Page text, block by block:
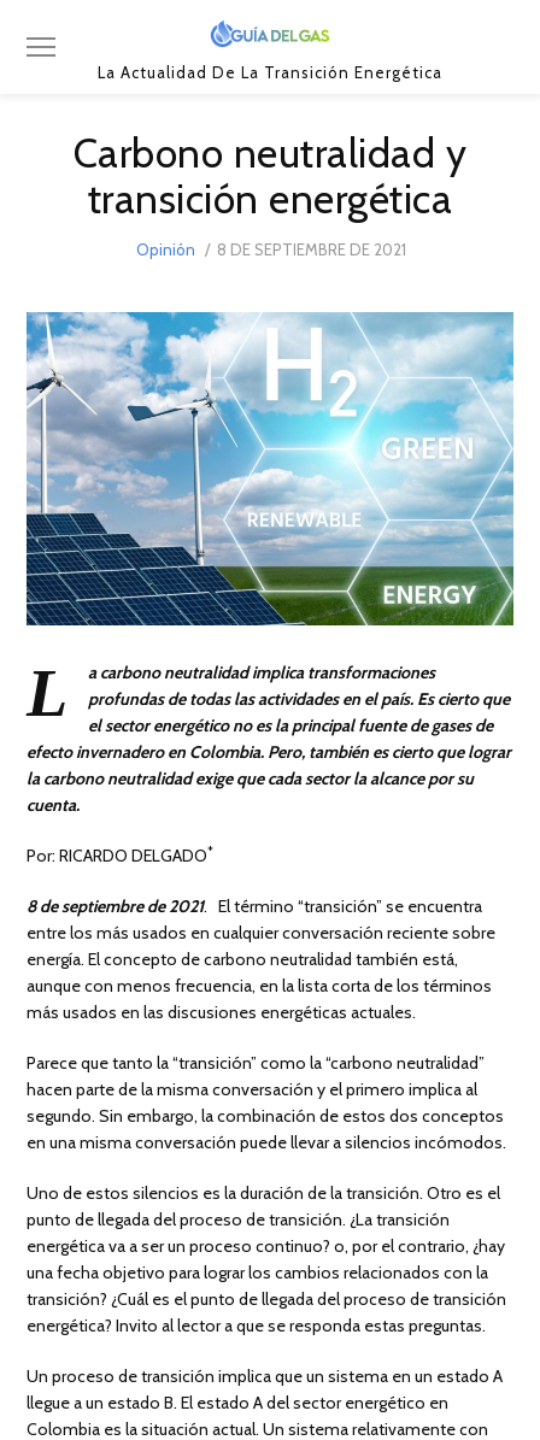
La Actualidad De La Transición Energética
Carbono neutralidad y
transición energética
Opinión
POSTED
8 DE SEPTIEMBRE DE 2021
2021
L
a carbono neutralidad implica transformaciones
profundas de todas las actividades en el país. Es cierto que
el sector energético no es la principal fuente de gases de
efecto invernadero en Colombia. Pero, también es cierto que lograr
la carbono neutralidad exige que cada sector la alcance por su
cuenta.
Por: RICARDO DELGADO*
8 de septiembre de 2021. El término “transición” se encuentra
entre los más usados en cualquier conversación reciente sobre
energía. El concepto de carbono neutralidad también está,
aunque con menos frecuencia, en la lista corta de los términos
más usados en las discusiones energéticas actuales.
Parece que tanto la “transición” como la “carbono neutralidad”
hacen parte de la misma conversación y el primero implica al
segundo. Sin embargo, la combinación de estos dos conceptos
en una misma conversación puede llevar a silencios incómodos.
Uno de estos silencios es la duración de la transición. Otro es el
punto de llegada del proceso de transición. ¿La transición
energética va a ser un proceso continuo? o, por el contrario, ¿hay
una fecha objetivo para lograr los cambios relacionados con la
transición? ¿Cuál es el punto de llegada del proceso de transición
energética? Invito al lector a que se responda estas preguntas.
Un proceso de transición implica que un sistema en un estado A
llegue a un estado B. El estado A del sector energético en
Colombia es la situación actual. Un sistema relativamente con